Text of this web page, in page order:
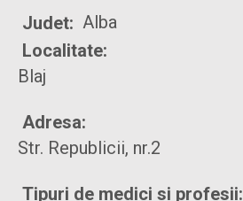
Judet: Alba
Localitate:
Blaj
Adresa:
Str. Republicii, nr.2
Tipuri de medici si profesii: